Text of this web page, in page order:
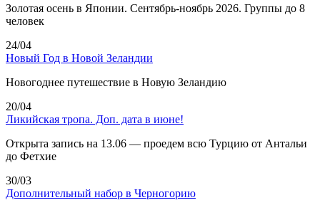
Золотая осень в Японии. Сентябрь-ноябрь 2026. Группы до 8
человек
24/04
Новый Год в Новой Зеландии
Новогоднее путешествие в Новую Зеландию
20/04
Ликийская тропа. Доп. дата в июне!
Открыта запись на 13.06 — проедем всю Турцию от Антальи
до Фетхие
30/03
Дополнительный набор в Черногорию